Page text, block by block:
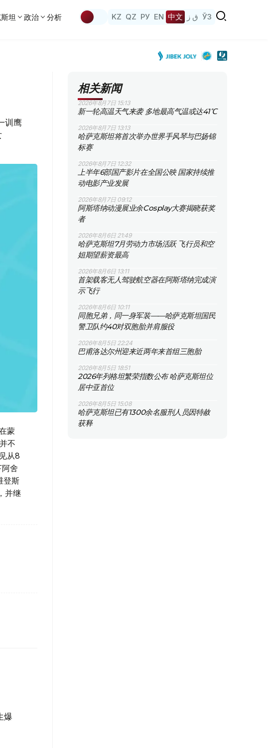
坦 政治 分析 KZ QZ РУ EN 中文 ق ز ЎЗ
训鹰
蒙
不
从8
舍
登斯
并继
爆
相关新闻
2026年8月7日 15:13
新一轮高温天气来袭 多地最高气温或达41℃
2026年8月7日 13:13
哈萨克斯坦将首次举办世界手风琴与巴扬锦
标赛
2026年8月7日 12:32
上半年6部国产影片在全国公映 国家持续推
动电影产业发展
2026年8月7日 09:12
阿斯塔纳动漫展业余Cosplay大赛揭晓获奖
者
2026年8月6日 21:49
哈萨克斯坦7月劳动力市场活跃 飞行员和空
姐期望薪资最高
2026年8月6日 13:11
首架载客无人驾驶航空器在阿斯塔纳完成演
示飞行
2026年8月6日 10:11
同胞兄弟，同一身军装——哈萨克斯坦国民
警卫队约40对双胞胎并肩服役
2026年8月5日 22:24
巴甫洛达尔州迎来近两年来首组三胞胎
2026年8月5日 18:51
2026年列格坦繁荣指数公布 哈萨克斯坦位
居中亚首位
2026年8月5日 15:08
哈萨克斯坦已有1300余名服刑人员因特赦
获释